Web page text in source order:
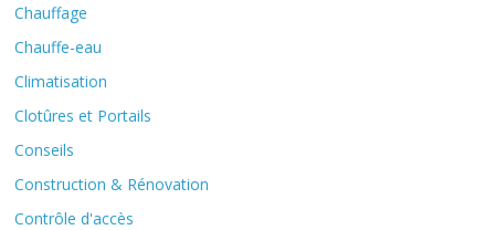
Chauffage
Chauffe-eau
Climatisation
Clotûres et Portails
Conseils
Construction & Rénovation
Contrôle d'accès